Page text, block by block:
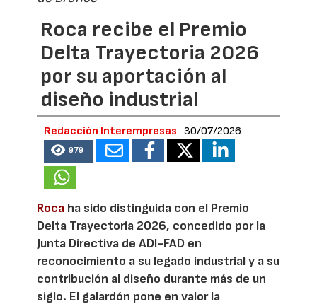
Roca recibe el Premio
Delta Trayectoria 2026
por su aportación al
diseño industrial
Redacción Interempresas 30/07/2026
979
Roca ha sido distinguida con el Premio
Delta Trayectoria 2026, concedido por la
Junta Directiva de ADI-FAD en
reconocimiento a su legado industrial y a su
contribución al diseño durante más de un
siglo. El galardón pone en valor la